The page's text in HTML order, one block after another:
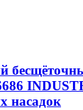
насадок